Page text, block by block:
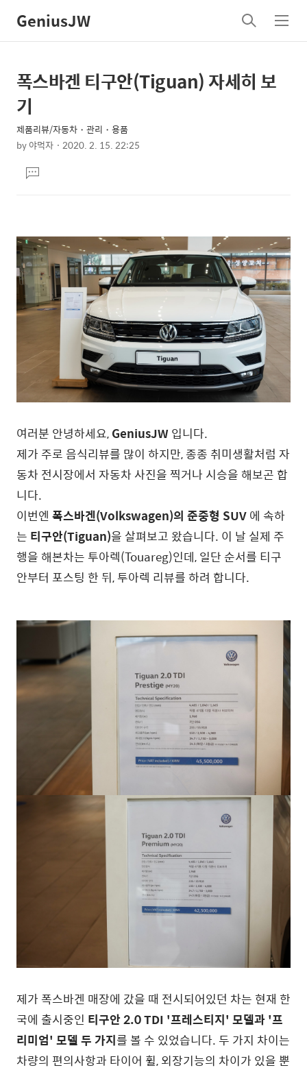
GeniusJW
검
색
메
뉴
상
세
텐
본
제
목
폭스바겐 티구안(Tiguan) 자세히 보
기
제품리뷰/자동차・관리・용품
by야먹자 2020. 2. 15. 22:25
문댓
글
여러분 안녕하세요,GeniusJW입니다.
제가 주로 음식리뷰를 많이 하지만, 종종 취미생활처럼 자
동차 전시장에서 자동차 사진을 찍거나 시승을 해보곤 합
니다.
이번엔 폭스바겐(Volkswagen)의 준중형 SUV에 속하
는 티구안(Tiguan)을 살펴보고 왔습니다. 이 날 실제 주
행을 해본차는 투아렉(Touareg)인데, 일단 순서를 티구
안부터 포스팅 한 뒤, 투아렉 리뷰를 하려 합니다.
제가 폭스바겐 매장에 갔을 때 전시되어있던 차는 현재 한
국에 출시중인 티구안 2.0 TDI '프레스티지' 모델과 '프
리미엄' 모델 두 가지를 볼 수 있었습니다. 두 가지 차이는
차량의 편의사항과 타이어 휠, 외장기능의 차이가 있을 뿐